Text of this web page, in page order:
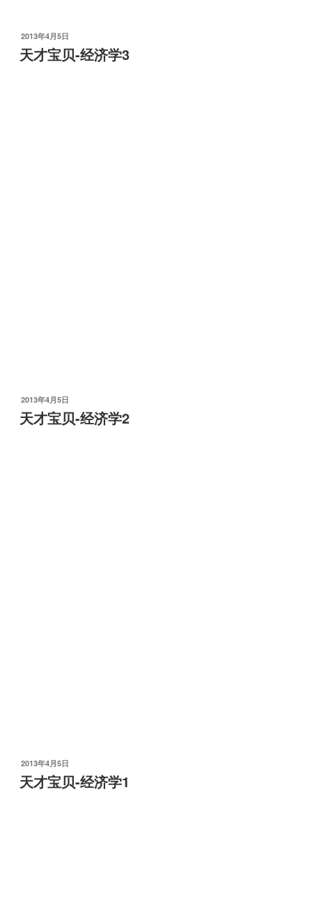
发
布
于
2013年4月5日
天才宝贝-经济学3
发
布
于
2013年4月5日
天才宝贝-经济学2
发
布
于
2013年4月5日
天才宝贝-经济学1